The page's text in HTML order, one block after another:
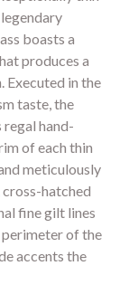
boasts a
produces a
Executed in the
taste, the
hand-
of each thin
meticulously
hatched
fine gilt lines
of the
accents the